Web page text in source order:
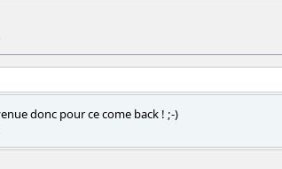
donc pour ce come back ! ;-)